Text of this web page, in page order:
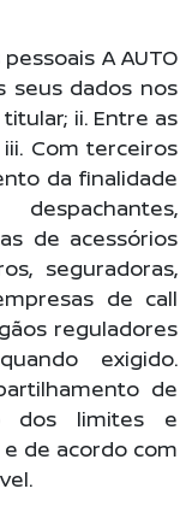
A AUTO
seus dados nos
ii. Entre as
Com terceiros
da finalidade
de acessórios
seguradoras,
de call
reguladores
exigido.
de
dos limites e
de acordo com